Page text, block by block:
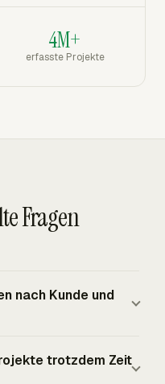
4M+
erfasste Projekte
Fragen
nach Kunde und
Produktion, Account
trotzdem Zeit